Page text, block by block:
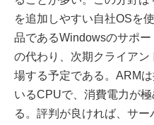
を追加しやすい自社OSを
品であるWindowsのサポ
の代わり、次期クライア
場する予定である。ARM
いるCPUで、消費電力が
る。評判が良ければ、サ